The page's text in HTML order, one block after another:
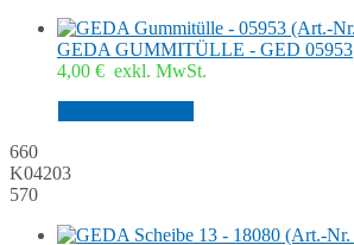
GEDA GUMMITÜLLE - GED 05953
4,00 € exkl. MwSt.
660
K04203
570